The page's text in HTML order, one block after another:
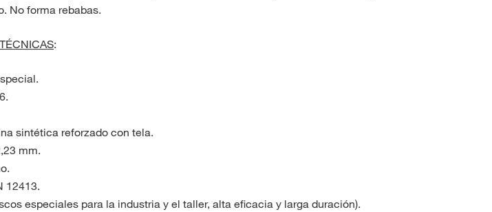
No forma rebabas.
:
sintética reforzado con tela.
mm.
12413.
especiales para la industria y el taller, alta eficacia y larga duración).